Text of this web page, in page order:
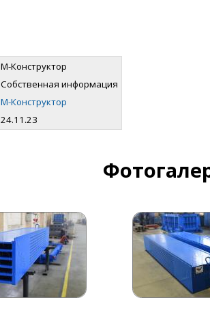
М-Конструктор
Собственная информация
М-Конструктор
24.11.23